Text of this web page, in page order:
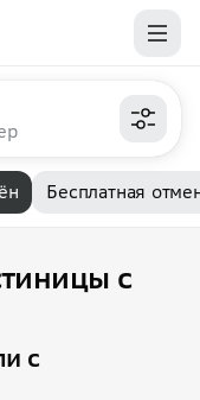
Бесплатная
с
с